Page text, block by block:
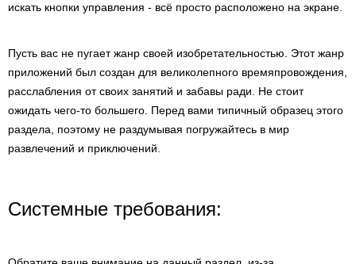
искать кнопки управления - всё просто расположено на экране.
Пусть вас не пугает жанр своей изобретательностью. Этот жанр
приложений был создан для великолепного времяпровождения,
расслабления от своих занятий и забавы ради. Не стоит
ожидать чего-то большего. Перед вами типичный образец этого
раздела, поэтому не раздумывая погружайтесь в мир
развлечений и приключений.
Системные требования: